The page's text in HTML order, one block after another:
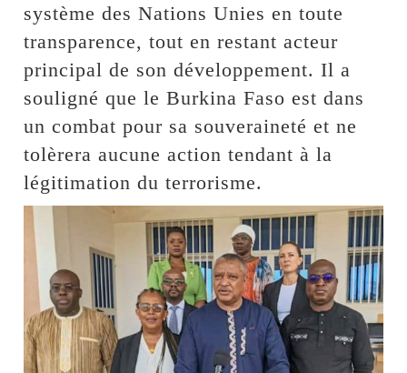
système des Nations Unies en toute
transparence, tout en restant acteur
principal de son développement. Il a
souligné que le Burkina Faso est dans
un combat pour sa souveraineté et ne
tolèrera aucune action tendant à la
légitimation du terrorisme.